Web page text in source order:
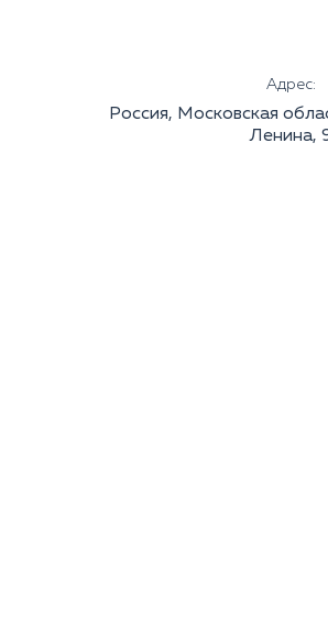
Адрес:
Россия, Московская
Ленина,